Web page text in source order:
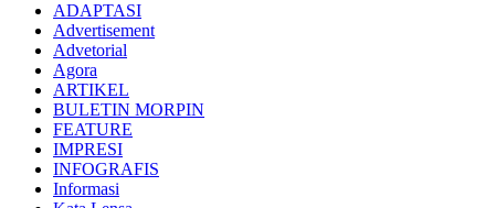
ADAPTASI
Advertisement
Advetorial
Agora
ARTIKEL
BULETIN MORPIN
FEATURE
IMPRESI
INFOGRAFIS
Informasi